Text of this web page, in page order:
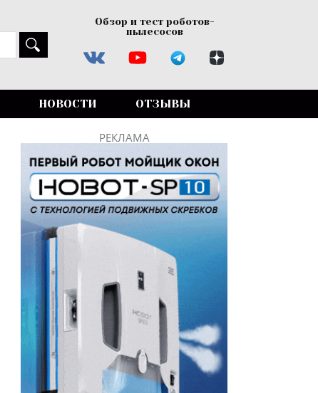
Обзор и тест роботов-
пылесосов
НОВОСТИ ОТЗЫВЫ
РЕКЛАМА